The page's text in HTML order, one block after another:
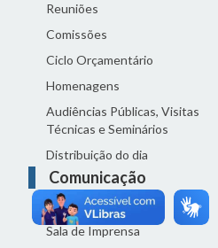
Reuniões
Comissões
Ciclo Orçamentário
Homenagens
Audiências Públicas, Visitas
Técnicas e Seminários
Distribuição do dia
Comunicação
Notícias
Sala de Imprensa